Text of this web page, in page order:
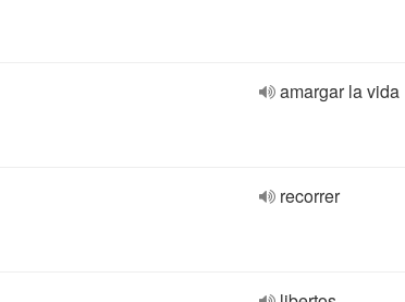
amargar la vida
recorrer